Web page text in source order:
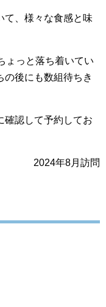
て、様々な食感と味
ょっと落ち着いてい
の後にも数組待ちき
確認して予約してお
2024年8月訪問